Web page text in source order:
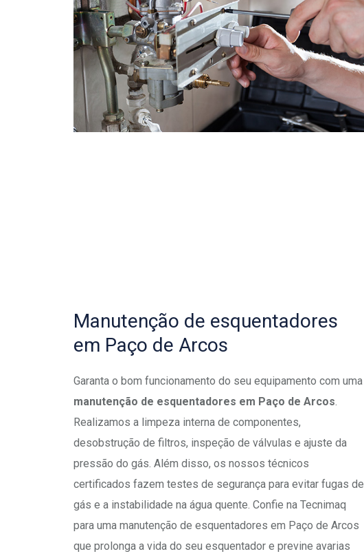
Manutenção de esquentadores
em Paço de Arcos
Garanta o bom funcionamento do seu equipamento com uma
manutenção de esquentadores em Paço de Arcos.
Realizamos a limpeza interna de componentes,
desobstrução de filtros, inspeção de válvulas e ajuste da
pressão do gás. Além disso, os nossos técnicos
certificados fazem testes de segurança para evitar fugas de
gás e a instabilidade na água quente. Confie na Tecnimaq
para uma manutenção de esquentadores em Paço de Arcos
que prolonga a vida do seu esquentador e previne avarias